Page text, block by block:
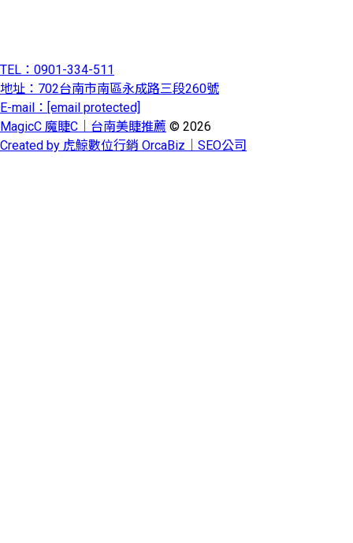
TEL：0901-334-511
地址：702台南市南區永成路三段260號
E-mail： [email protected]
MagicC 魔睫C｜台南美睫推薦 © 2026
Created by 虎鯨數位行銷 OrcaBiz｜SEO公司